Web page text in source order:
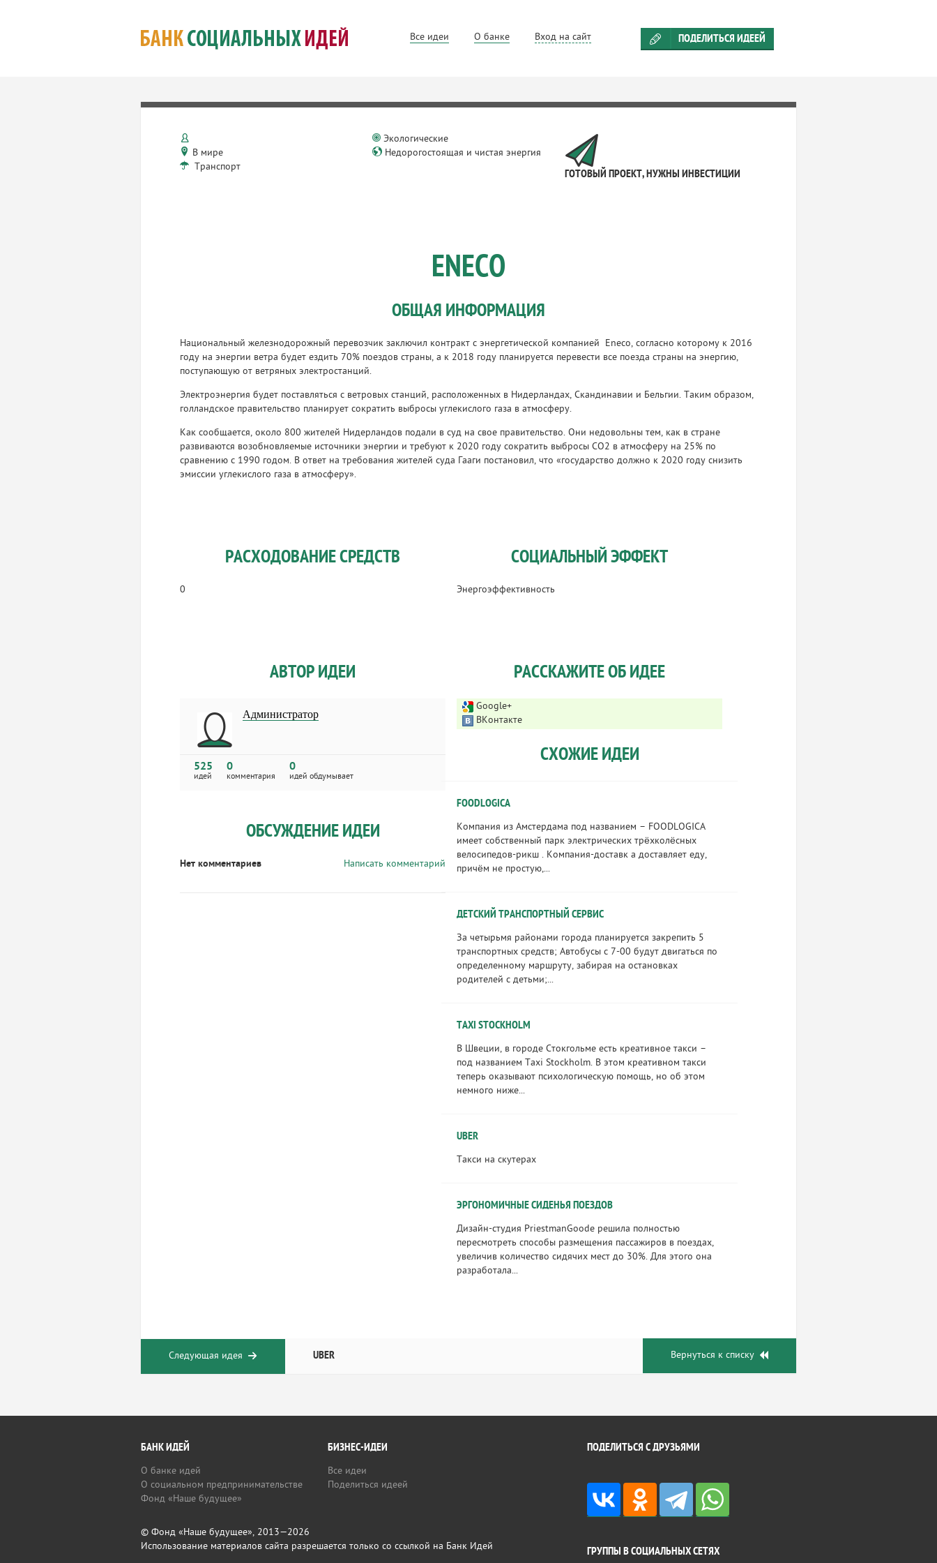
Все идеи О банке Вход на сайт ПОДЕЛИТЬСЯ ИДЕЕЙ
В мире
Транспорт
Экологические
Недорогостоящая и чистая энергия
ГОТОВЫЙ ПРОЕКТ, НУЖНЫ ИНВЕСТИЦИИ
ENECO
ОБЩАЯ ИНФОРМАЦИЯ
Национальный железнодорожный перевозчик заключил контракт с энергетической компанией Eneco, согласно которому к 2016
году на энергии ветра будет ездить 70% поездов страны, а к 2018 году планируется перевести все поезда страны на энергию,
поступающую от ветряных электростанций.
Электроэнергия будет поставляться с ветровых станций, расположенных в Нидерландах, Скандинавии и Бельгии. Таким образом,
голландское правительство планирует сократить выбросы углекислого газа в атмосферу.
Как сообщается, около 800 жителей Нидерландов подали в суд на свое правительство. Они недовольны тем, как в стране
развиваются возобновляемые источники энергии и требуют к 2020 году сократить выбросы CO2 в атмосферу на 25% по
сравнению с 1990 годом. В ответ на требования жителей суда Гааги постановил, что «государство должно к 2020 году снизить
эмиссии углекислого газа в атмосферу».
РАСХОДОВАНИЕ СРЕДСТВ
0
СОЦИАЛЬНЫЙ ЭФФЕКТ
Энергоэффективность
АВТОР ИДЕИ
Администратор
525
идей
0
комментария
0
идей обдумывает
ОБСУЖДЕНИЕ ИДЕИ
Написать комментарий
Нет комментариев
РАССКАЖИТЕ ОБ ИДЕЕ
Google+
ВКонтакте
СХОЖИЕ ИДЕИ
FOODLOGICA
Компания из Амстердама под названием – FOODLOGICA
имеет собственный парк электрических трёхколёсных
велосипедов-рикш . Компания-доставк а доставляет еду,
причём не простую,...
ДЕТСКИЙ ТРАНСПОРТНЫЙ СЕРВИС
За четырьмя районами города планируется закрепить 5
транспортных средств; Автобусы с 7-00 будут двигаться по
определенному маршруту, забирая на остановках
родителей с детьми;...
TAXI STOCKHOLM
В Швеции, в городе Стокгольме есть креативное такси –
под названием Taxi Stockholm. В этом креативном такси
теперь оказывают психологическую помощь, но об этом
немного ниже...
UBER
Такси на скутерах
ЭРГОНОМИЧНЫЕ СИДЕНЬЯ ПОЕЗДОВ
Дизайн-студия PriestmanGoode решила полностью
пересмотреть способы размещения пассажиров в поездах,
увеличив количество сидячих мест до 30%. Для этого она
разработала...
Следующая идея UBER Вернуться к списку
БАНК ИДЕЙ
О банке идей
О социальном предпринимательстве
Фонд «Наше будущее»
БИЗНЕС-ИДЕИ
Все идеи
Поделиться идеей
© Фонд «Наше будущее», 2013—2026
Использование материалов сайта разрешается только со ссылкой на Банк Идей
ПОДЕЛИТЬСЯ С ДРУЗЬЯМИ
ГРУППЫ В СОЦИАЛЬНЫХ СЕТЯХ